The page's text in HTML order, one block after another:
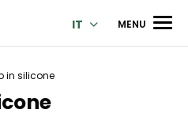
pour des créations
IT MENU
in silicone